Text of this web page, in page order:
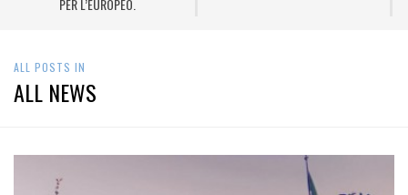
ALL POSTS IN
ALL NEWS